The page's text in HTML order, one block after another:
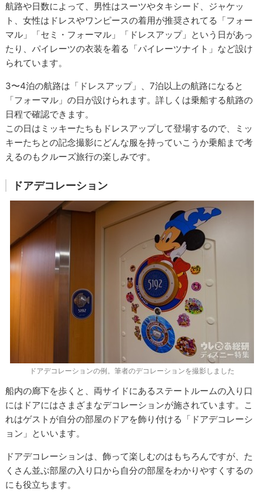
航路や日数によって、男性はスーツやタキシード、ジャケッ
ト、女性はドレスやワンピースの着用が推奨されてる「フォー
マル」「セミ・フォーマル」「ドレスアップ」という日があっ
たり、パイレーツの衣装を着る「パイレーツナイト」など設け
られています。
3〜4泊の航路は「ドレスアップ」、7泊以上の航路になると
「フォーマル」の日が設けられます。詳しくは乗船する航路の
日程で確認できます。
この日はミッキーたちもドレスアップして登場するので、ミッ
キーたちとの記念撮影にどんな服を持っていこうか乗船まで考
えるのもクルーズ旅行の楽しみです。
ドアデコレーション
ドアデコレーションの例。筆者のデコレーションを撮影しました
船内の廊下を歩くと、両サイドにあるステートルームの入り口
にはドアにはさまざまなデコレーションが施されています。こ
れはゲストが自分の部屋のドアを飾り付ける「ドアデコレーシ
ョン」といいます。
ドアデコレーションは、飾って楽しむのはもちろんですが、た
くさん並ぶ部屋の入り口から自分の部屋をわかりやすくするの
にも役立ちます。